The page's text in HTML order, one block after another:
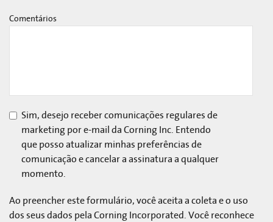
Comentários
Sim, desejo receber comunicações regulares de
marketing por e-mail da Corning Inc. Entendo
que posso atualizar minhas preferências de
comunicação e cancelar a assinatura a qualquer
momento.
Ao preencher este formulário, você aceita a coleta e o uso
dos seus dados pela Corning Incorporated. Você reconhece